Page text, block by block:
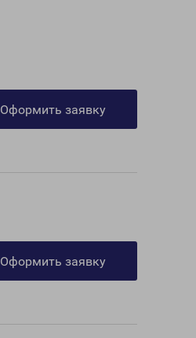
Оформить заявку
Оформить заявку